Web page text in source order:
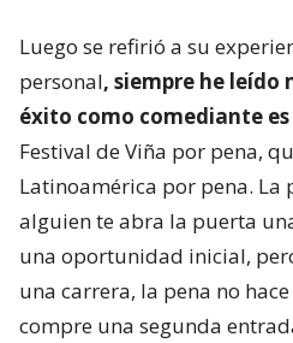
Luego se refirió a su
personal, siempre he leído
éxito como comediante es
Festival de Viña por pena,
Latinoamérica por pena. La
alguien te abra la puerta
una oportunidad inicial,
una carrera, la pena no
compre una segunda